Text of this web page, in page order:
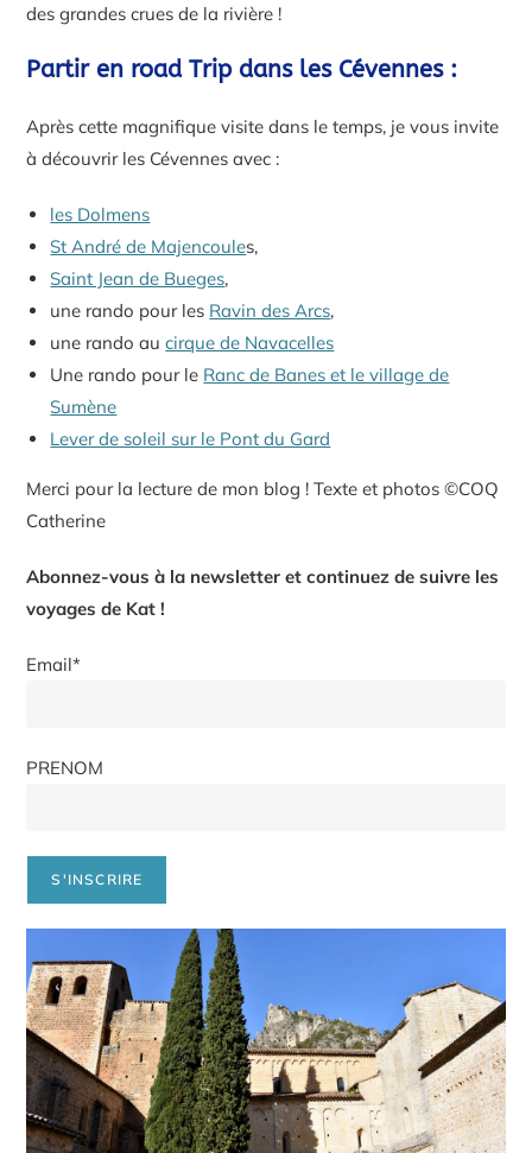
des grandes crues de la rivière !
Partir en road Trip dans les Cévennes :
Après cette magnifique visite dans le temps, je vous invite
à découvrir les Cévennes avec :
les Dolmens
St André de Majencoules,
Saint Jean de Bueges,
une rando pour les Ravin des Arcs,
une rando aucirque de Navacelles
Une rando pour le Ranc de Banes et le village de
Sumène
Lever de soleil sur le Pont du Gard
Merci pour la lecture de mon blog ! Texte et photos ©COQ
Catherine
Abonnez-vous à la newsletter et continuez de suivre les
voyages de Kat !
Email*
PRENOM